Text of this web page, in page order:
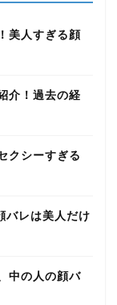
美人すぎる顔
介！過去の経
クシーすぎる
バレは美人だけ
中の人の顔バ